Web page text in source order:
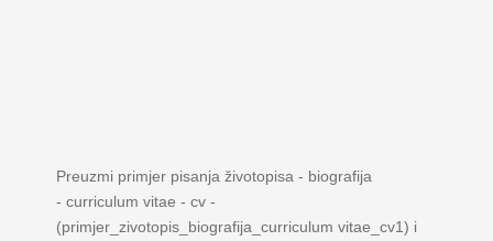
Preuzmi primjer pisanja životopisa - biografija
- curriculum vitae - cv -
(primjer_zivotopis_biografija_curriculum vitae_cv1) i